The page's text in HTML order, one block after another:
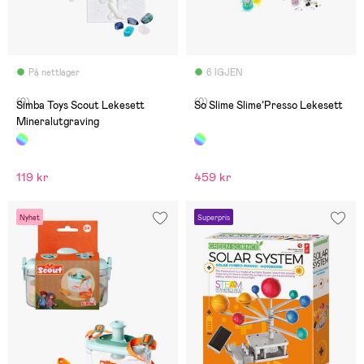
På nettlager
(0)
Simba Toys Scout Lekesett
Mineralutgraving
119 kr
6 IGJEN
(0)
So Slime Slime’Presso Lekesett
459 kr
Nyhet Superpris